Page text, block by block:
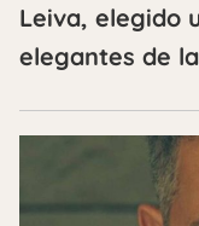
Leiva, elegido
elegantes de